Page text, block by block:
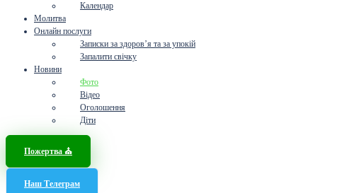
Календар
Молитва
Онлайн послуги
Записки за здоров’я та за упокій
Запалити свічку
Новини
Фото
Відео
Оголошення
Діти
Пожертва ⛪️
Наш Телеграм